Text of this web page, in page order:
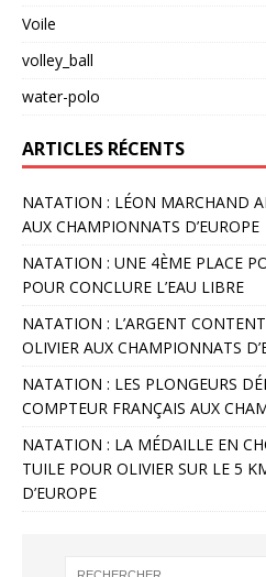
Voile
volley_ball
water-polo
ARTICLES RÉCENTS
NATATION : LÉON MARCHAND
AUX CHAMPIONNATS D’EUROPE
NATATION : UNE 4ÈME PLACE
POUR CONCLURE L’EAU LIBRE
NATATION : L’ARGENT
OLIVIER AUX CHAMPIONNATS
NATATION : LES PLONGEURS
COMPTEUR FRANÇAIS AUX
NATATION : LA MÉDAILLE EN
TUILE POUR OLIVIER SUR LE 5
D’EUROPE